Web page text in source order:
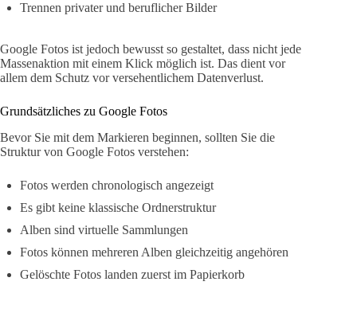
Trennen privater und beruflicher Bilder
Google Fotos ist jedoch bewusst so gestaltet, dass nicht jede
Massenaktion mit einem Klick möglich ist. Das dient vor
allem dem Schutz vor versehentlichem Datenverlust.
Grundsätzliches zu Google Fotos
Bevor Sie mit dem Markieren beginnen, sollten Sie die
Struktur von Google Fotos verstehen:
Fotos werden chronologisch angezeigt
Es gibt keine klassische Ordnerstruktur
Alben sind virtuelle Sammlungen
Fotos können mehreren Alben gleichzeitig angehören
Gelöschte Fotos landen zuerst im Papierkorb